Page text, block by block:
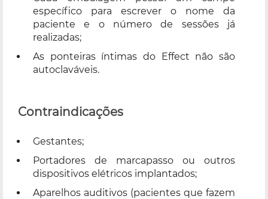
específico para escrever o nome da
paciente e o número de sessões já
realizadas;
As ponteiras íntimas do Effect não são
autoclaváveis.
Contraindicações
Gestantes;
Portadores de marcapasso ou outros
dispositivos elétricos implantados;
Aparelhos auditivos (pacientes que fazem